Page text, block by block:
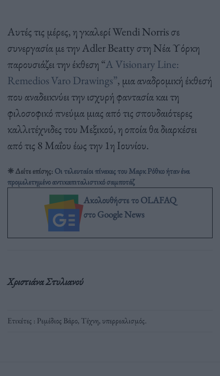
Αυτές τις μέρες, η γκαλερί Wendi Norris σε
συνεργασία με την Adler Beatty στη Νέα Υόρκη
παρουσιάζει την έκθεση “A Visionary Line:
Remedios Varo Drawings”, μια αναδρομική έκθεσή
που αναδεικνύει την ισχυρή φαντασία και τη
φιλοσοφικό πνεύμα μιας από τις σπουδαιότερες
καλλιτέχνιδες του Μεξικού, η οποία θα διαρκέσει
από τις 8 Μαΐου έως την 1η Ιουνίου.
❈ Δείτε επίσης: Οι τελευταίοι πίνακες του Μαρκ Ρόθκο ήταν ένα
προμελετημένο αντικαπιταλιστικό σαμποτάζ
Ακολουθήστε το OLAFAQ
στο Google News
Χριστιάνα Στυλιανού
Ετικέτες : Ρεμέδιος Βάρο, Τέχνη,υπερρεαλισμός.